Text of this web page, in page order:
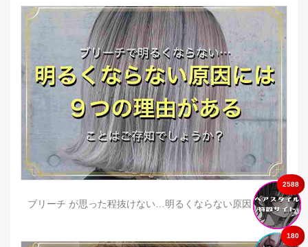
ブリーチ が思った程抜けない…明るくならない原因とは？
180
2588